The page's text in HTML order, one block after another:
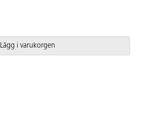
Lägg i varukorgen